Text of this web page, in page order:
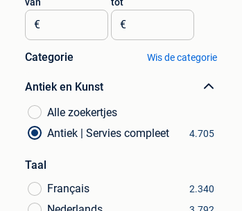
€ €
Categorie Wis de categorie
Antiek en Kunst
Alle zoekertjes
Antiek | Servies compleet
4.705
Taal
Français
2.340